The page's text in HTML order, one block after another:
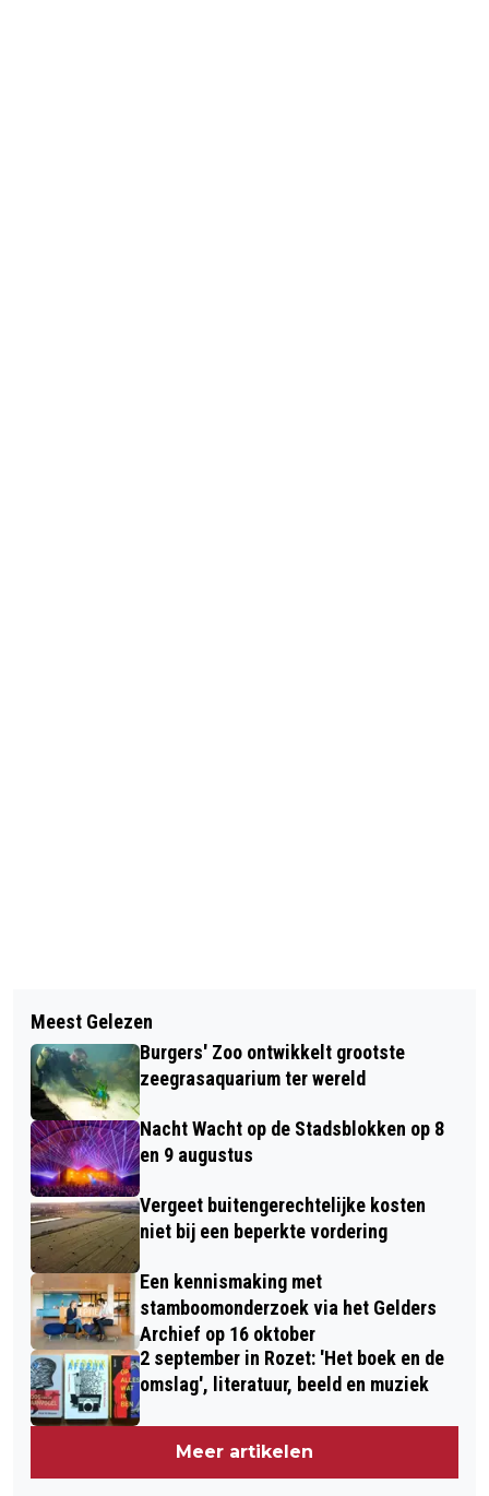
VOORSPEELUUR GELDERSE
KLARINETSTUDIO IN ROZET OP 29
JUNI
GEMEENTE LANCEERT AGENDA VOOR
SCHONERE LUCHT
Meest Gelezen
Burgers' Zoo ontwikkelt grootste
zeegrasaquarium ter wereld
Nacht Wacht op de Stadsblokken op 8
en 9 augustus
Vergeet buitengerechtelijke kosten
niet bij een beperkte vordering
Een kennismaking met
stamboomonderzoek via het Gelders
Archief op 16 oktober
2 september in Rozet: 'Het boek en de
omslag', literatuur, beeld en muziek
Meer artikelen